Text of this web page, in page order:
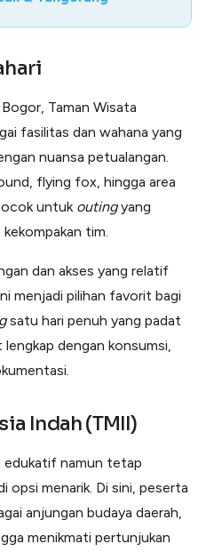
Taman Wisata
fasilitas dan wahana yang
nuansa petualangan.
flying fox, hingga area
untuk outingyang
tim.
dan akses yang relatif
menjadi pilihan favorit bagi
satu hari penuh yang padat
dengan konsumsi,
Indah (TMII)
namun tetap
opsi menarik. Di sini, peserta
anjungan budaya daerah,
menikmati pertunjukan